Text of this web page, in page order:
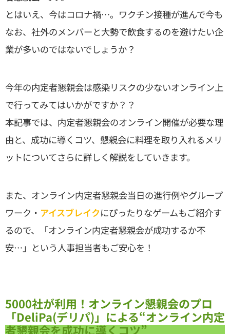
とはいえ、今はコロナ禍…。ワクチン接種が進んで今も
なお、社外のメンバーと大勢で飲食するのを避けたい企
業が多いのではないでしょうか？
今年の内定者懇親会は感染リスクの少ないオンライン上
で行ってみてはいかがですか？？
本記事では、内定者懇親会のオンライン開催が必要な理
由と、成功に導くコツ、懇親会に料理を取り入れるメリ
ットについてさらに詳しく解説をしていきます。
また、オンライン内定者懇親会当日の進行例やグループ
ワーク・ アイスブレイクにぴったりなゲームもご紹介す
るので、「オンライン内定者懇親会が成功するか不
安…」という人事担当者もご安心を！
5000社が利用！オンライン懇親会のプロ
「DeliPa(デリパ)」による“オンライン内定
者懇親会を成功に導くコツ”